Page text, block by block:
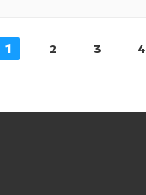
1 2 3 4